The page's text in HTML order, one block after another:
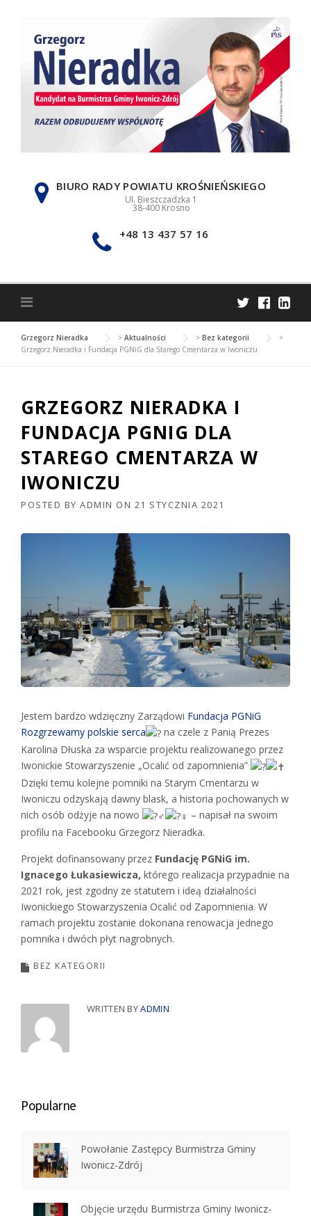
BIURO RADY POWIATU KROŚNIEŃSKIEGO
Ul. Bieszczadzka 1
38-400 Krosno
+48 13 437 57 16
Grzegorz Nieradka > Aktualności > Bez kategorii
>
Grzegorz Nieradka i Fundacja PGNiG dla Starego Cmentarza w Iwoniczu
GRZEGORZ NIERADKA I
FUNDACJA PGNIG DLA
STAREGO CMENTARZA W
IWONICZU
POSTED BY ADMIN ON 21 STYCZNIA 2021
Jestem bardzo wdzięczny Zarządowi Fundacja PGNiG
Rozgrzewamy polskie serca
na czele z Panią Prezes
Karolina Dłuska za wsparcie projektu realizowanego przez
Iwonickie Stowarzyszenie „Ocalić od zapomnienia”
Dzięki temu kolejne pomniki na Starym Cmentarzu w
Iwoniczu odzyskają dawny blask, a historia pochowanych w
nich osób odżyje na nowo
– napisał na swoim
profilu na Facebooku Grzegorz Nieradka.
Projekt dofinansowany przez Fundację PGNiG im.
Ignacego Łukasiewicza, którego realizacja przypadnie na
2021 rok, jest zgodny ze statutem i ideą działalności
Iwonickiego Stowarzyszenia Ocalić od Zapomnienia. W
ramach projektu zostanie dokonana renowacja jednego
pomnika i dwóch płyt nagrobnych.
BEZ KATEGORII
WRITTEN BYADMIN
Popularne
Powołanie Zastępcy Burmistrza Gminy
Iwonicz-Zdrój
Objęcie urzędu Burmistrza Gminy Iwonicz-